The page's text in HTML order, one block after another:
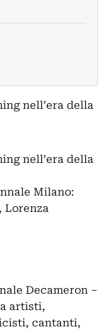
nell’era della
nell’era della
Milano:
Lorenza
Decameron –
artisti,
cantanti,